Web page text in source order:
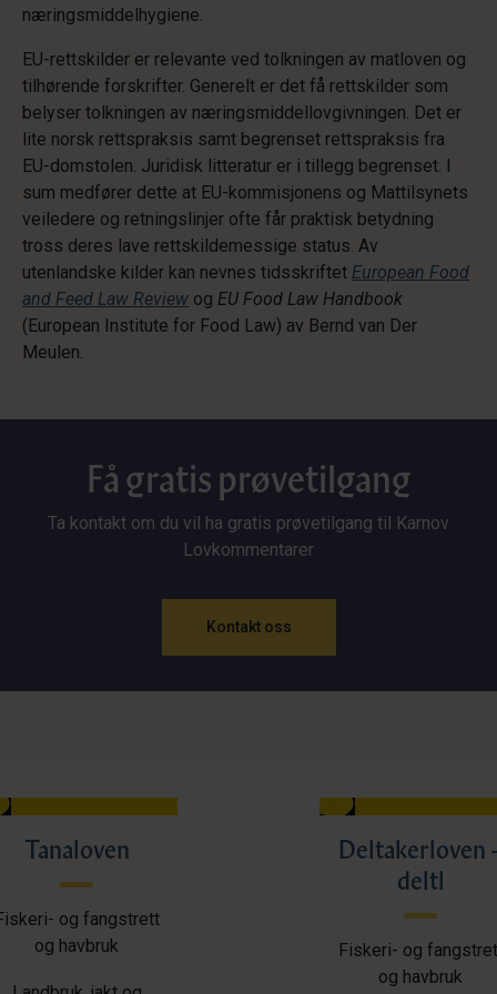
næringsmiddelhygiene.
EU-rettskilder er relevante ved tolkningen av matloven og
tilhørende forskrifter. Generelt er det få rettskilder som
belyser tolkningen av næringsmiddellovgivningen. Det er
lite norsk rettspraksis samt begrenset rettspraksis fra
EU-domstolen. Juridisk litteratur er i tillegg begrenset. I
sum medfører dette at EU-kommisjonens og Mattilsynets
veiledere og retningslinjer ofte får praktisk betydning
tross deres lave rettskildemessige status. Av
utenlandske kilder kan nevnes tidsskriftet European Food
and Feed Law Review og EU Food Law Handbook
(European Institute for Food Law) av Bernd van Der
Meulen.
Få gratis prøvetilgang
Ta kontakt om du vil ha gratis prøvetilgang til Karnov
Lovkommentarer
Kontakt oss
Tanaloven
og fangstrett
og havbruk
Deltakerloven
deltl
Fiskeri- og
og havbruk